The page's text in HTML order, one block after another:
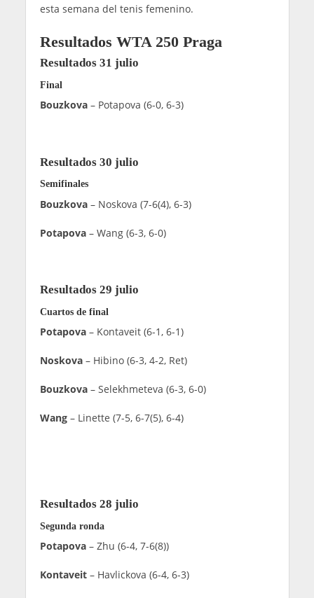
esta semana del tenis femenino.
Resultados WTA 250 Praga
Resultados 31 julio
Final
Bouzkova– Potapova (6-0, 6-3)
Resultados 30 julio
Semifinales
Bouzkova– Noskova (7-6(4), 6-3)
Potapova– Wang (6-3, 6-0)
Resultados 29 julio
Cuartos de final
Potapova– Kontaveit (6-1, 6-1)
Noskova– Hibino (6-3, 4-2, Ret)
Bouzkova– Selekhmeteva (6-3, 6-0)
Wang– Linette (7-5, 6-7(5), 6-4)
Resultados 28 julio
Segunda ronda
Potapova– Zhu (6-4, 7-6(8))
Kontaveit– Havlickova (6-4, 6-3)